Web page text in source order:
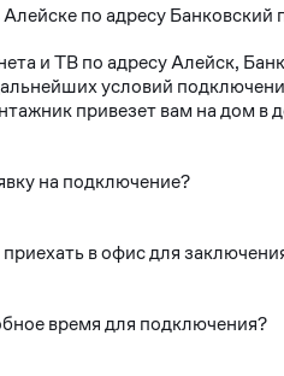
по адресу Банковский
и ТВ по адресу Алейск,
условий
привезет вам на дом в
на подключение?
в офис для
время для подключения?